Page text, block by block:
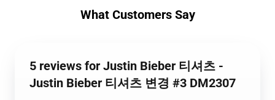
What Customers Say
5 reviews for Justin Bieber 티셔츠 -
Justin Bieber 티셔츠 변경 #3 DM2307